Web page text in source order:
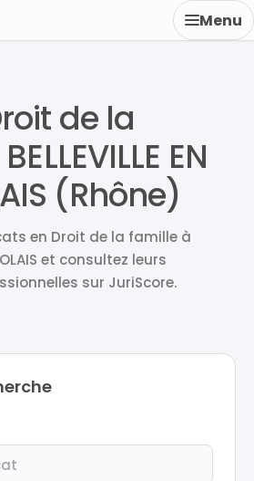
Menu
de la
EN
(Rhône)
en Droit de la famille à
et consultez leurs
sur JuriScore.